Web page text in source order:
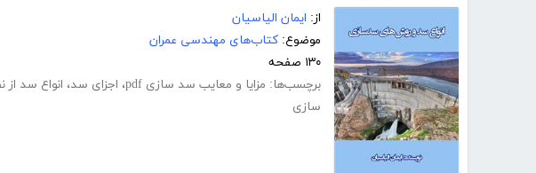
از: ایمان الیاسیان
موضوع: کتاب‌های مهندسی عمران
۱۳۰ صفحه
برچسب‌ها: مزایا و معایب سد سازی pdf ، اجزای سد، انواع سد از
سازی